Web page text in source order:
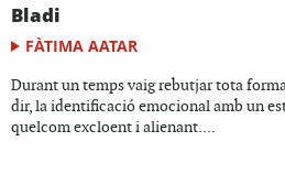
Bladi
FÀTIMA AATAR
Durant un temps vaig rebutjar tota
dir, la identificació emocional amb un
quelcom excloent i alienant....